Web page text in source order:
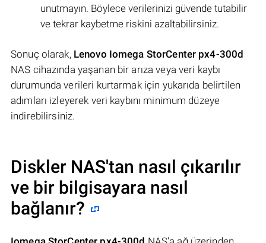
unutmayın. Böylece verilerinizi güvende tutabilir
ve tekrar kaybetme riskini azaltabilirsiniz.
Sonuç olarak, Lenovo Iomega StorCenter px4-300d
NAS cihazında yaşanan bir arıza veya veri kaybı
durumunda verileri kurtarmak için yukarıda belirtilen
adımları izleyerek veri kaybını minimum düzeye
indirebilirsiniz.
Diskler NAS'tan nasıl çıkarılır
ve bir bilgisayara nasıl
bağlanır?